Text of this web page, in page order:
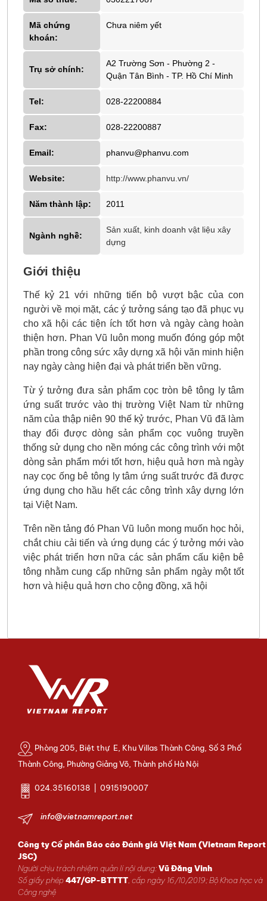
Mã chứng
khoán:
Chưa niêm yết
Trụ sở chính:
A2 Trường Sơn - Phường 2 -
Quận Tân Bình - TP. Hồ Chí Minh
Tel: 028-22200884
Fax: 028-22200887
Email: phanvu@phanvu.com
Website: http://www.phanvu.vn/
Năm thành lập: 2011
Ngành nghề:
Sản xuất, kinh doanh vật liệu xây
dựng
Giới thiệu
Thế kỷ 21 với những tiến bộ vượt bậc của con
người về mọi mặt, các ý tưởng sáng tạo đã phục vụ
cho xã hội các tiện ích tốt hơn và ngày càng hoàn
thiện hơn. Phan Vũ luôn mong muốn đóng góp một
phần trong công sức xây dựng xã hội văn minh hiện
nay ngày càng hiện đại và phát triển bền vững.
Từ ý tưởng đưa sản phẩm cọc tròn bê tông ly tâm
ứng suất trước vào thị trường Việt Nam từ những
năm của thập niên 90 thế kỷ trước, Phan Vũ đã làm
thay đổi được dòng sản phẩm cọc vuông truyền
thống sử dụng cho nền móng các công trình với một
dòng sản phẩm mới tốt hơn, hiệu quả hơn mà ngày
nay cọc ống bê tông ly tâm ứng suất trước đã được
ứng dụng cho hầu hết các công trình xây dựng lớn
tại Việt Nam.
Trên nền tảng đó Phan Vũ luôn mong muốn học hỏi,
chắt chiu cải tiến và ứng dụng các ý tưởng mới vào
việc phát triển hơn nữa các sản phẩm cấu kiện bê
tông nhằm cung cấp những sản phẩm ngày một tốt
hơn và hiệu quả hơn cho cộng đồng, xã hội
Phòng 205, Biệt thự E, Khu Villas Thành Công, Số 3 Phố
Thành Công, Phường Giảng Võ, Thành phố Hà Nội
024.35160138 | 0915190007
info@vietnamreport.net
Công ty Cổ phần Báo cáo Đánh giá Việt Nam (Vietnam Report
JSC)
Người chịu trách nhiệm quản lí nội dung:Vũ Đăng Vinh
Số giấy phép447/GP-BTTTT, cấp ngày 16/10/2019; Bộ Khoa học và
Công nghệ